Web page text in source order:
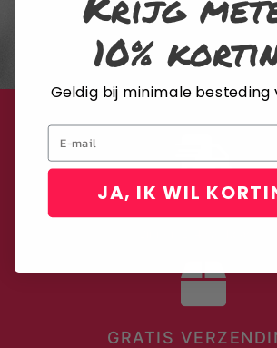
beschreven verzameling, opslag en verwerking
is op elk moment mogelijk via de link onderaan
contact op te nemen met onze
GRATIS
10%
Geldig bij minimale besteding
Email
JA, IK WIL